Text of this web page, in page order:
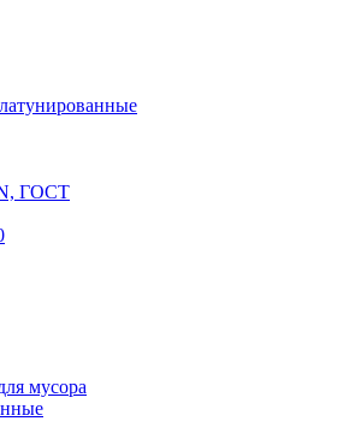
ГОСТ
мусора